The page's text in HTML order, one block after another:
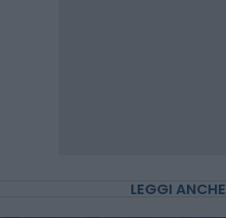
LEGGI ANCHE